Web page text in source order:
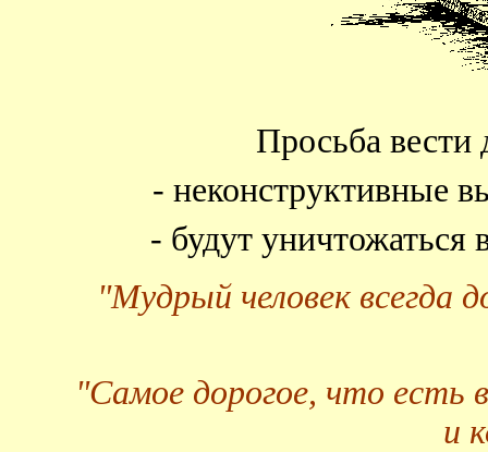
Просьба вести
- неконструктивные
- будут
"Мудрый человек всегда
"Самое дорогое, что есть
и